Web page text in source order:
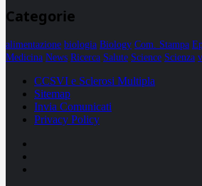
Categorie
alimentazione biologia Biology Com. Stampa
Medicina News Ricerca Salute Science Scienza
CCSVI e Sclerosi Multipla
Sitemap
Invia Comunicati
Privacy Policy